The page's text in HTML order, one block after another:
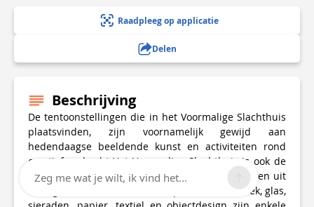
Raadpleeg op applicatie
Delen
Beschrijving
De tentoonstellingen die in het Voormalige Slachthuis
plaatsvinden, zijn voornamelijk gewijd aan
hedendaagse beeldende kunst en activiteiten rond
creatief ambacht.Het Voormalige Slachthuis is ook de
thuisbasis van Be Craft, dat de toegepaste kunsten uit
de regio's Wallonië en Brussel promoot.Keramiek, glas,
Zeg me wat je wilt, ik vind het...